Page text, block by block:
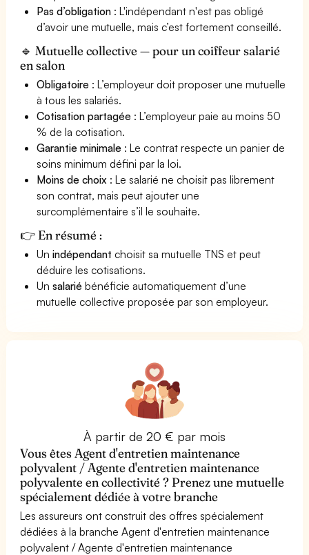
Pas d’obligation : L'indépendant n'est pas obligé
d’avoir une mutuelle, mais c’est fortement conseillé.
🔹 Mutuelle collective — pour un coiffeur salarié
en salon
Obligatoire : L’employeur doit proposer une mutuelle
à tous les salariés.
Cotisation partagée : L’employeur paie au moins 50
% de la cotisation.
Garantie minimale : Le contrat respecte un panier de
soins minimum défini par la loi.
Moins de choix : Le salarié ne choisit pas librement
son contrat, mais peut ajouter une
surcomplémentaire s’il le souhaite.
👉 En résumé :
Unindépendant choisit sa mutuelle TNS et peut
déduire les cotisations.
Unsalarié bénéficie automatiquement d’une
mutuelle collective proposée par son employeur.
À partir de 20 € par mois
Vous êtes Agent d'entretien maintenance
polyvalent / Agente d'entretien maintenance
polyvalente en collectivité ? Prenez une mutuelle
spécialement dédiée à votre branche
Les assureurs ont construit des offres spécialement
dédiées à la branche Agent d'entretien maintenance
polyvalent / Agente d'entretien maintenance